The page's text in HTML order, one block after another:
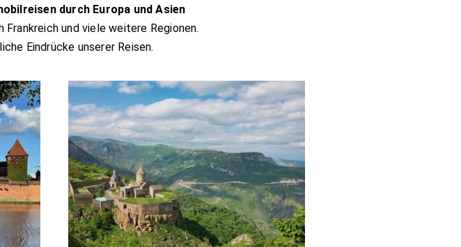
durch Europa und Asien
Frankreich und viele weitere Regionen.
Eindrücke unserer Reisen.